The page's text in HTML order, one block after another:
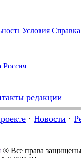
Условия Справка
Россия
редакции
· Новости ·
® Все права